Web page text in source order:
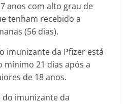
anos com alto grau de
tenham recebido a
(56 dias).
imunizante da Pfizer está
mínimo 21 dias após a
de 18 anos.
do imunizante da